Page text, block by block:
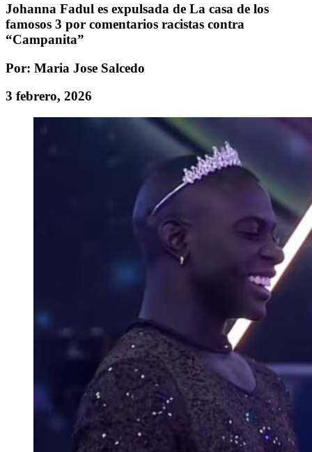
Johanna Fadul es expulsada de La casa de los
famosos 3 por comentarios racistas contra
“Campanita”
Por: Maria Jose Salcedo
3 febrero, 2026